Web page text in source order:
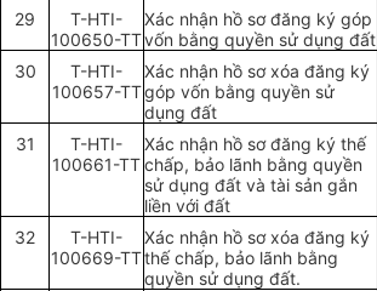
29
T-HTI-
100650-TT
Xác nhận hồ sơ đăng ký góp
vốn bằng quyền sử dụng đất
30
T-HTI-
100657-TT
Xác nhận hồ sơ xóa đăng ký
góp vốn bằng quyền sử
dụng đất
31
T-HTI-
100661-TT
Xác nhận hồ sơ đăng ký thế
chấp, bảo lãnh bằng quyền
sử dụng đất và tài sản gắn
liền với đất
32
T-HTI-
100669-TT
Xác nhận hồ sơ xóa đăng ký
thế chấp, bảo lãnh bằng
quyền sử dụng đất.